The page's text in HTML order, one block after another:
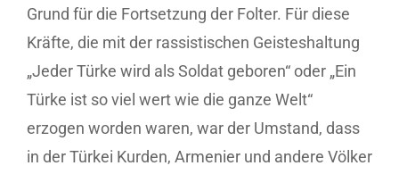
Grund für die Fortsetzung der Folter. Für diese
Kräfte, die mit der rassistischen Geisteshaltung
„Jeder Türke wird als Soldat geboren“ oder „Ein
Türke ist so viel wert wie die ganze Welt“
erzogen worden waren, war der Umstand, dass
in der Türkei Kurden, Armenier und andere Völker